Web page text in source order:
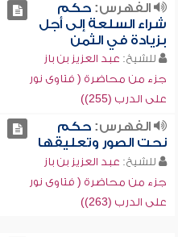
الفهرس:حكم
شراء السلعة إلى أجل
بزيادة في الثمن
للشيخ: عبد العزيز بن باز
جزء من محاضرة ( فتاوى نور
على الدرب (255))
الفهرس:حكم
نحت الصور وتعليقها
للشيخ: عبد العزيز بن باز
جزء من محاضرة ( فتاوى نور
على الدرب (263))